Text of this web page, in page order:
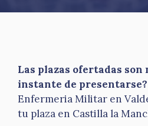
Las plazas ofertadas son
instante de presentarse?
Enfermeria Militar en
tu plaza en Castilla la